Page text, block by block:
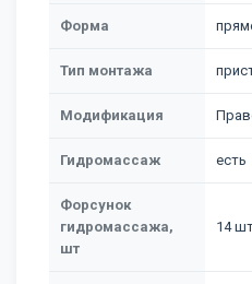
Форма
Тип монтажа
Модификация
Гидромассаж есть
Форсунок
гидромассажа,
шт
14